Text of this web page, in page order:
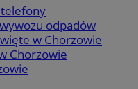
odpadów
w Chorzowie
Chorzowie